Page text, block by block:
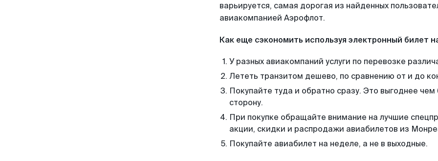
варьируется, самая дорогая из найденных
авиакомпанией Аэрофлот.
Как еще сэкономить используя электронный билет
У разных авиакомпаний услуги по перевозке
Лететь транзитом дешево, по сравнению от и до
Покупайте туда и обратно сразу. Это выгоднее
сторону.
При покупке обращайте внимание на лучшие
акции, скидки и распродажи авиабилетов из
Покупайте авиабилет на неделе, а не в выходные.